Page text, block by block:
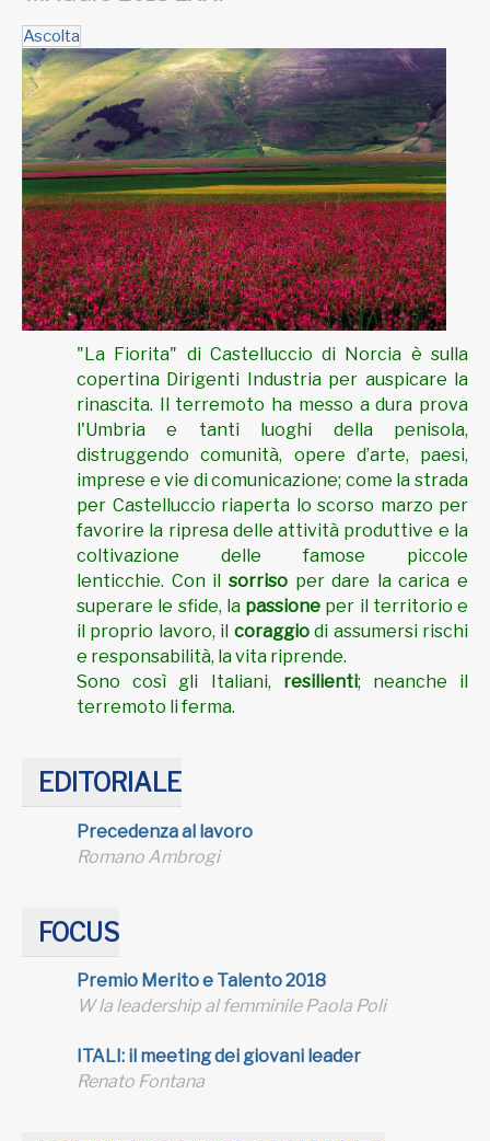
Ascolta
"La Fiorita" di Castelluccio di Norcia è sulla
copertina Dirigenti Industria per auspicare la
rinascita. Il terremoto ha messo a dura prova
l'Umbria e tanti luoghi della penisola,
distruggendo comunità, opere d’arte, paesi,
imprese e vie di comunicazione; come la strada
per Castelluccio riaperta lo scorso marzo per
favorire la ripresa delle attività produttive e la
coltivazione delle famose piccole
lenticchie. Con il sorrisoper dare la carica e
superare le sfide, la passione per il territorio e
il proprio lavoro, il coraggiodi assumersi rischi
e responsabilità, la vita riprende.
Sono così gli Italiani, resilienti; neanche il
terremoto li ferma.
EDITORIALE
Precedenza al lavoro
Romano Ambrogi
FOCUS
Premio Merito e Talento 2018
W la leadership al femminile Paola Poli
ITALI: il meeting dei giovani leader
Renato Fontana